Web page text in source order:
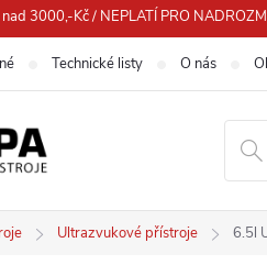
3000,-Kč / NEPLATÍ PRO
Technické listy O nás
Ultrazvukové přístroje 6.5l